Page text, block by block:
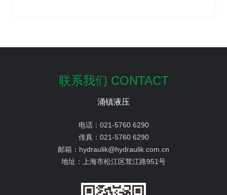
联系我们 CONTACT
涌镇液压
电话： 021-5760 6290
传真： 021-5760 6290
邮箱： hydraulik@hydraulik.com.cn
地址：
上海市松江区茸江路951号